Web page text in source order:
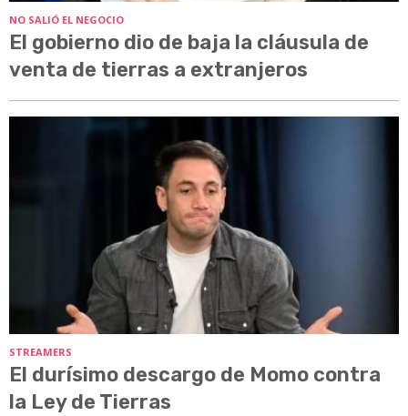
NO SALIÓ EL NEGOCIO
El gobierno dio de baja la cláusula de
venta de tierras a extranjeros
STREAMERS
El durísimo descargo de Momo contra
la Ley de Tierras